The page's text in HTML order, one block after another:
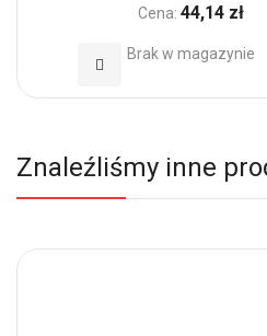
Cena: 44,14 zł
Brak w magazynie
Dodaj
Znaleźliśmy inne